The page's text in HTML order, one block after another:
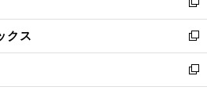
開
く
ド
ウ
で
開
く
ィ
ン
ド
ウ
で
開
い
ウ
ィ
ン
ド
ウ
新
し
い
ウ
ィ
ン
クス
新
し
い
ウ
新
し